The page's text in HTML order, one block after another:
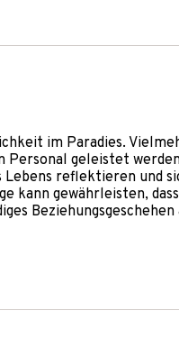
im Paradies.
Personal geleistet
reflektieren und
kann gewährleisten, dass
Beziehungsgeschehen